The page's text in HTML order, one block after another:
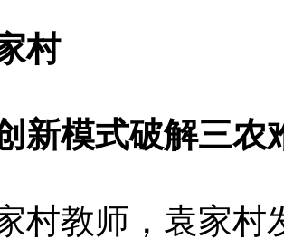
村
模式破解三农
教师，袁家村